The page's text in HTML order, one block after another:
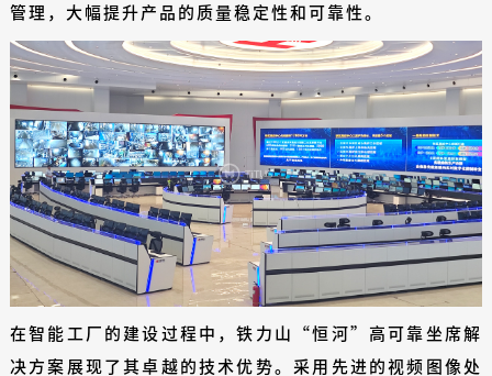
管理，大幅提升产品的质量稳定性和可靠性。
在智能工厂的建设过程中，铁力山“恒河”高可靠坐席解
决方案展现了其卓越的技术优势。采用先进的视频图像处